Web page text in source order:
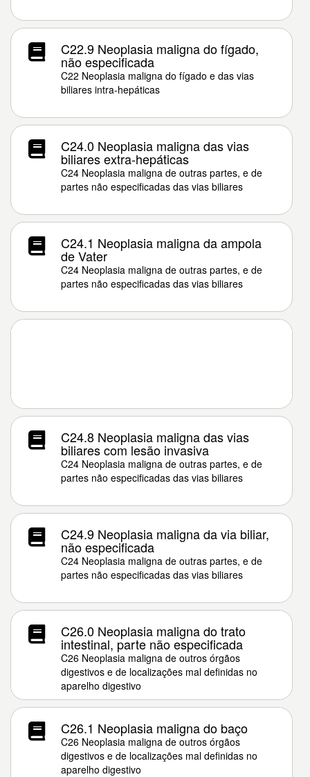
C22.9 Neoplasia maligna do fígado,
não especificada
C22 Neoplasia maligna do fígado e das vias
biliares intra-hepáticas
C24.0 Neoplasia maligna das vias
biliares extra-hepáticas
C24 Neoplasia maligna de outras partes, e de
partes não especificadas das vias biliares
C24.1 Neoplasia maligna da ampola
de Vater
C24 Neoplasia maligna de outras partes, e de
partes não especificadas das vias biliares
C24.8 Neoplasia maligna das vias
biliares com lesão invasiva
C24 Neoplasia maligna de outras partes, e de
partes não especificadas das vias biliares
C24.9 Neoplasia maligna da via biliar,
não especificada
C24 Neoplasia maligna de outras partes, e de
partes não especificadas das vias biliares
C26.0 Neoplasia maligna do trato
intestinal, parte não especificada
C26 Neoplasia maligna de outros órgãos
digestivos e de localizações mal definidas no
aparelho digestivo
C26.1 Neoplasia maligna do baço
C26 Neoplasia maligna de outros órgãos
digestivos e de localizações mal definidas no
aparelho digestivo